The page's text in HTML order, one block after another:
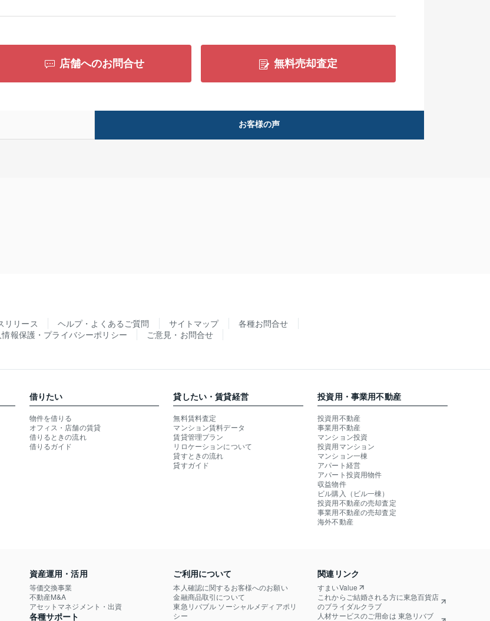
店舗へのお問合せ 無料売却査定
お客様の声
リリース ヘルプ・よくあるご質問 サイトマップ
各種お問合せ
報保護・プライバシーポリシー ご意見・お問合せ
借りたい
物件を借りる
オフィス・店舗の賃貸
借りるときの流れ
借りるガイド
貸したい・賃貸経営
無料賃料査定
マンション賃料データ
賃貸管理プラン
リロケーションについて
貸すときの流れ
貸すガイド
投資用・事業用不動産
投資用不動産
事業用不動産
マンション投資
投資用マンション
マンション一棟
アパート経営
アパート投資用物件
収益物件
ビル購入（ビル一棟）
投資用不動産の売却査定
事業用不動産の売却査定
海外不動産
資産運用・活用
等価交換事業
不動産M&A
アセットマネジメント・出資
各種サポート
ご利用について
本人確認に関するお客様へのお願い
金融商品取引について
東急リバブル ソーシャルメディアポリ
シー
関連リンク
すまいValue
これからご結婚される方に東急百貨店
のブライダルクラブ
人材サービスのご用命は 東急リバブ